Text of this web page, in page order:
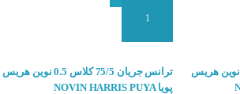
ترانس جریان 75/5 کلاس 1 نوین هریس
ترانس جریان 75/5 کلاس 0.5 نوین هریس
پویا NOVIN HARRIS PUYA